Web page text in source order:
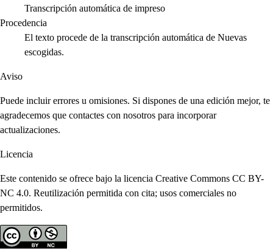
Transcripción automática de impreso
Procedencia
El texto procede de la transcripción automática de Nuevas
escogidas.
Aviso
Puede incluir errores u omisiones. Si dispones de una edición mejor, te
agradecemos que contactes con nosotros para incorporar
actualizaciones.
Licencia
Este contenido se ofrece bajo la licencia Creative Commons CC BY-
NC 4.0. Reutilización permitida con cita; usos comerciales no
permitidos.